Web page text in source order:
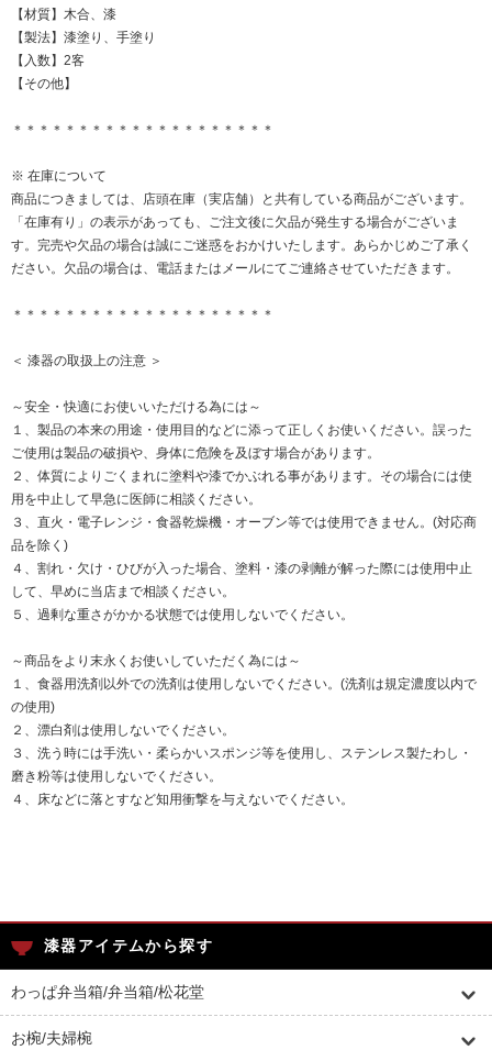
【材質】木合、漆
【製法】漆塗り、手塗り
【入数】2客
【その他】
＊＊＊＊＊＊＊＊＊＊＊＊＊＊＊＊＊＊＊＊
※ 在庫について
商品につきましては、店頭在庫（実店舗）と共有している商品がございます。
「在庫有り」の表示があっても、ご注文後に欠品が発生する場合がございま
す。完売や欠品の場合は誠にご迷惑をおかけいたします。あらかじめご了承く
ださい。欠品の場合は、電話またはメールにてご連絡させていただきます。
＊＊＊＊＊＊＊＊＊＊＊＊＊＊＊＊＊＊＊＊
＜ 漆器の取扱上の注意 ＞
～安全・快適にお使いいただける為には～
１、製品の本来の用途・使用目的などに添って正しくお使いください。誤った
ご使用は製品の破損や、身体に危険を及ぼす場合があります。
２、体質によりごくまれに塗料や漆でかぶれる事があります。その場合には使
用を中止して早急に医師に相談ください。
３、直火・電子レンジ・食器乾燥機・オーブン等では使用できません。(対応商
品を除く)
４、割れ・欠け・ひびが入った場合、塗料・漆の剥離が解った際には使用中止
して、早めに当店まで相談ください。
５、過剰な重さがかかる状態では使用しないでください。
～商品をより末永くお使いしていただく為には～
１、食器用洗剤以外での洗剤は使用しないでください。(洗剤は規定濃度以内で
の使用)
２、漂白剤は使用しないでください。
３、洗う時には手洗い・柔らかいスポンジ等を使用し、ステンレス製たわし・
磨き粉等は使用しないでください。
４、床などに落とすなど知用衝撃を与えないでください。
漆器アイテムから探す
わっぱ弁当箱/弁当箱/松花堂
お椀/夫婦椀